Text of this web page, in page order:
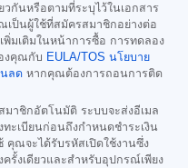
วกันหรือตามที่ระบุไว้ในเอกสาร
ป็นผู้ใช้ที่สมัครสมาชิกอย่างต่อ
พิ่มเติมในหน้าการซื้อ การทดลอง
งคุณกับ EULA/TOS นโยบาย
ลด หากคุณต้องการถอนการติด
มาชิกอัตโนมัติ ระบบจะส่งอีเมล
ะเบียนก่อนถึงกำหนดชำระเงิน
คุณจะได้รับรหัสเปิดใช้งานซึ่ง
รั้งเดียวและสำหรับอุปกรณ์เพียง